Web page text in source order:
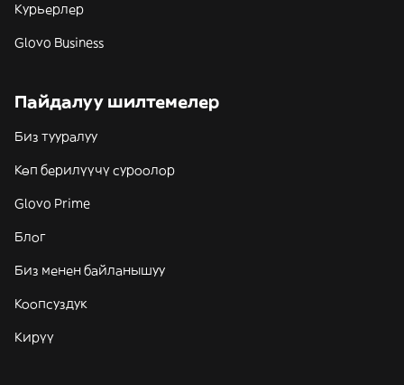
Курьерлер
Glovo Business
Пайдалуу шилтемелер
Биз тууралуу
Көп берилүүчү суроолор
Glovo Prime
Блог
Биз менен байланышуу
Коопсуздук
Кирүү